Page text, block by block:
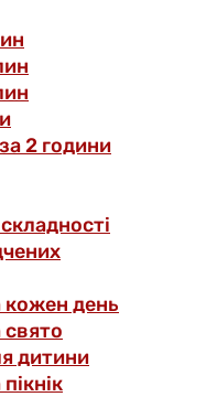
2 години
день
дитини